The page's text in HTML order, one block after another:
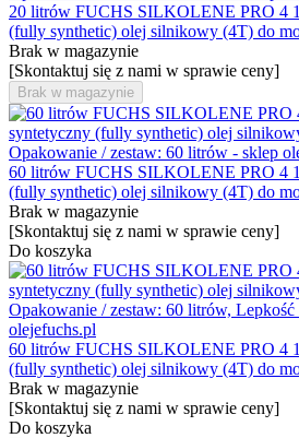
20 litrów FUCHS SILKOLENE PRO 4
(fully synthetic) olej silnikowy (4T) do
Brak w magazynie
[Skontaktuj się z nami w sprawie ceny]
Brak w magazynie
60 litrów FUCHS SILKOLENE PRO 4
(fully synthetic) olej silnikowy (4T) do
Brak w magazynie
[Skontaktuj się z nami w sprawie ceny]
Do koszyka
60 litrów FUCHS SILKOLENE PRO 4
(fully synthetic) olej silnikowy (4T) do
Brak w magazynie
[Skontaktuj się z nami w sprawie ceny]
Do koszyka